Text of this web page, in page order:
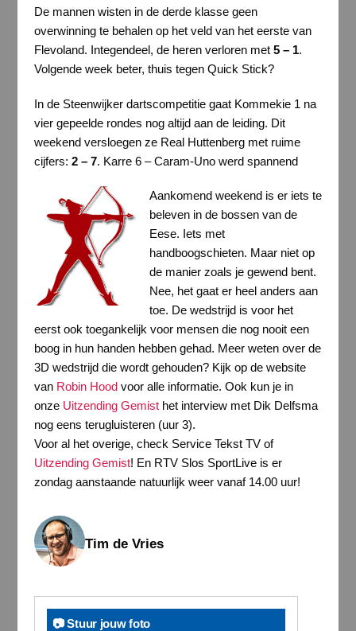
De mannen wisten in de derde klasse geen
overwinning te behalen op het veld van het eerste van
Flevoland. Integendeel, de heren verloren met 5 – 1.
Volgende week beter, thuis tegen Quick Stick?
In de Steenwijker dartscompetitie gaat Kommekie 1 na
vier gepeelde rondes nog altijd aan de leiding. Dit
weekend versloegen ze Real Huttenberg met ruime
cijfers: 2 – 7. Karre 6 – Caram-Uno werd spannend
Aankomend weekend is er iets te
beleven in de bossen van de
Eese. Iets met
handboogschieten. Maar niet op
de manier zoals je gewend bent.
Nee, het gaat er heel anders aan
toe. De wedstrijd is voor het
eerst ook toegankelijk voor mensen die nog nooit een
boog in hun handen hebben gehad. Meer weten over de
3D wedstrijd die wordt gehouden? Kijk op de website
van Robin Hoodvoor alle informatie. Ook kun je in
onze Uitzending Gemisthet interview met Dik Delfsma
nog eens terugluisteren (uur 3).
Voor al het overige, check Service Tekst TV of
Uitzending Gemist! En RTV Slos SportLive is er
zondag aanstaande natuurlijk weer vanaf 14.00 uur!
Tim de Vries
📷 Stuur jouw foto